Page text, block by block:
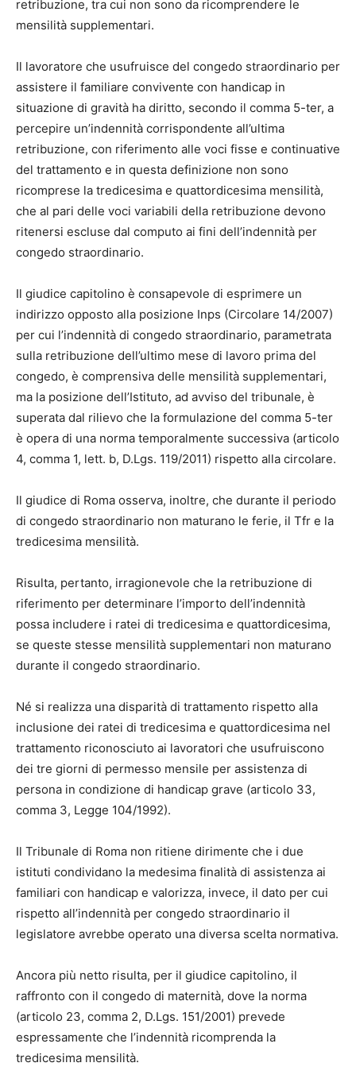
retribuzione, tra cui non sono da ricomprendere le
mensilità supplementari.
Il lavoratore che usufruisce del congedo straordinario per
assistere il familiare convivente con handicap in
situazione di gravità ha diritto, secondo il comma 5-ter, a
percepire un’indennità corrispondente all’ultima
retribuzione, con riferimento alle voci fisse e continuative
del trattamento e in questa definizione non sono
ricomprese la tredicesima e quattordicesima mensilità,
che al pari delle voci variabili della retribuzione devono
ritenersi escluse dal computo ai fini dell’indennità per
congedo straordinario.
Il giudice capitolino è consapevole di esprimere un
indirizzo opposto alla posizione Inps (Circolare 14/2007)
per cui l’indennità di congedo straordinario, parametrata
sulla retribuzione dell’ultimo mese di lavoro prima del
congedo, è comprensiva delle mensilità supplementari,
ma la posizione dell’Istituto, ad avviso del tribunale, è
superata dal rilievo che la formulazione del comma 5-ter
è opera di una norma temporalmente successiva (articolo
4, comma 1, lett. b, D.Lgs. 119/2011) rispetto alla circolare.
Il giudice di Roma osserva, inoltre, che durante il periodo
di congedo straordinario non maturano le ferie, il Tfr e la
tredicesima mensilità.
Risulta, pertanto, irragionevole che la retribuzione di
riferimento per determinare l’importo dell’indennità
possa includere i ratei di tredicesima e quattordicesima,
se queste stesse mensilità supplementari non maturano
durante il congedo straordinario.
Né si realizza una disparità di trattamento rispetto alla
inclusione dei ratei di tredicesima e quattordicesima nel
trattamento riconosciuto ai lavoratori che usufruiscono
dei tre giorni di permesso mensile per assistenza di
persona in condizione di handicap grave (articolo 33,
comma 3, Legge 104/1992).
Il Tribunale di Roma non ritiene dirimente che i due
istituti condividano la medesima finalità di assistenza ai
familiari con handicap e valorizza, invece, il dato per cui
rispetto all’indennità per congedo straordinario il
legislatore avrebbe operato una diversa scelta normativa.
Ancora più netto risulta, per il giudice capitolino, il
raffronto con il congedo di maternità, dove la norma
(articolo 23, comma 2, D.Lgs. 151/2001) prevede
espressamente che l’indennità ricomprenda la
tredicesima mensilità.